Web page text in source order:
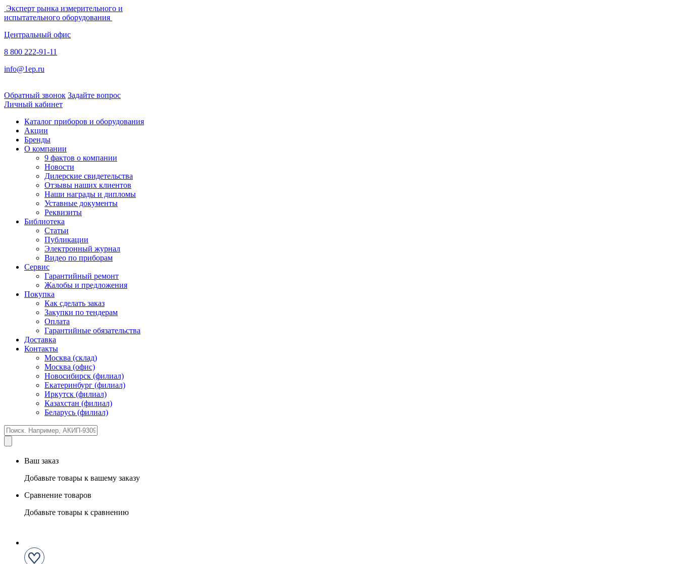
Эксперт рынка измерительного и
испытательного оборудования
Центральный офис
8 800 222-91-11
info@1ep.ru
Обратный звонок Задайте вопрос
Личный кабинет
Каталог приборов и оборудования
Акции
Бренды
О компании
9 фактов о компании
Новости
Дилерские свидетельства
Отзывы наших клиентов
Наши награды и дипломы
Уставные документы
Реквизиты
Библиотека
Статьи
Публикации
Электронный журнал
Видео по приборам
Сервис
Гарантийный ремонт
Жалобы и предложения
Покупка
Как сделать заказ
Закупки по тендерам
Оплата
Гарантийные обязательства
Доставка
Контакты
Москва (склад)
Москва (офис)
Новосибирск (филиал)
Екатеринбург (филиал)
Иркутск (филиал)
Казахстан (филиал)
Беларусь (филиал)
Ваш заказ
Добавьте товары к вашему заказу
Сравнение товаров
Добавьте товары к сравнению